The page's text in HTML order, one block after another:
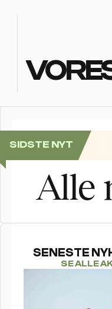
SIDSTE NYT
Se billederne:
Alle
SENESTE
SE ALLE